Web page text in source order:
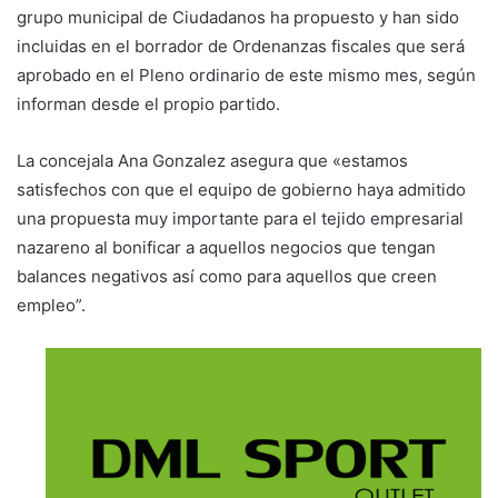
grupo municipal de Ciudadanos ha propuesto y han sido
incluidas en el borrador de Ordenanzas fiscales que será
aprobado en el Pleno ordinario de este mismo mes, según
informan desde el propio partido.
La concejala Ana Gonzalez asegura que «estamos
satisfechos con que el equipo de gobierno haya admitido
una propuesta muy importante para el tejido empresarial
nazareno al bonificar a aquellos negocios que tengan
balances negativos así como para aquellos que creen
empleo”.